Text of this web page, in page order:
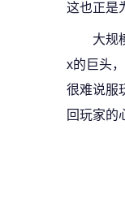
这也正是
大规
x的巨头
很难说服
回玩家的